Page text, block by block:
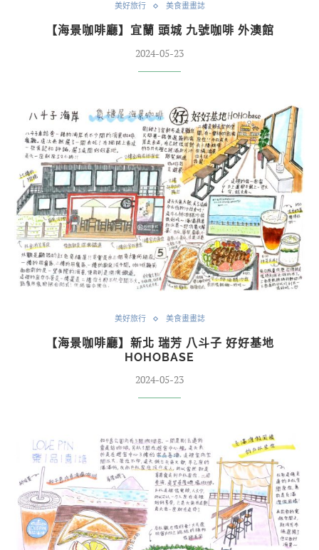
美好旅行 美食畫畫誌
【海景咖啡廳】宜蘭 頭城 九號咖啡 外澳館
2024-05-23
美好旅行 美食畫畫誌
【海景咖啡廳】新北 瑞芳 八斗子 好好基地
HOHOBASE
2024-05-23